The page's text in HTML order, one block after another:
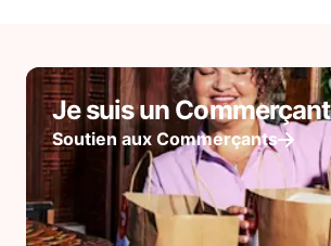
Je suis un Commerçant
Soutien aux Commerçants